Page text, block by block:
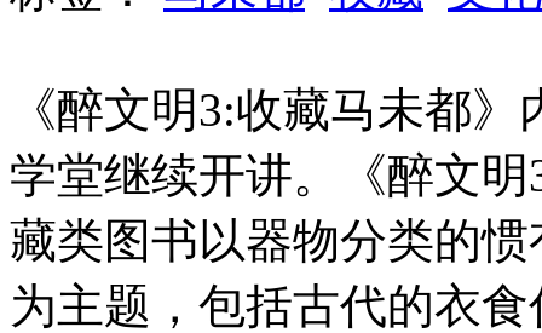
《醉文明3:收藏马未都
学堂继续开讲。《醉文
藏类图书以器物分类的
为主题，包括古代的衣